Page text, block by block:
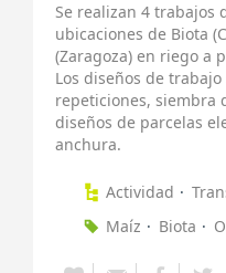
Se realizan 4 trabajos
ubicaciones de Biota
(Zaragoza) en riego a
Los diseños de
repeticiones, siembra
diseños de parcelas
anchura.
Actividad
Maíz
Biota